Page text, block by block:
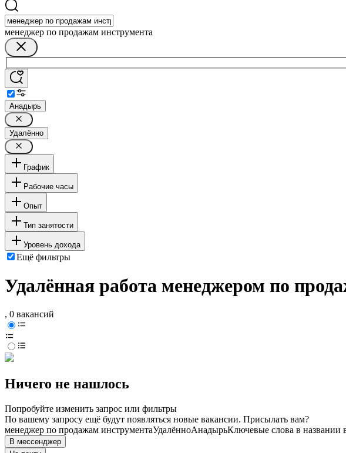
менеджер по продажам инструмента
Анадырь
Удалённо
График
Рабочие часы
Опыт
Тип занятости
Уровень дохода
Ещё фильтры
Удалённая работа менеджером по
, 0 вакансий
Ничего не нашлось
Попробуйте изменить запрос или фильтры
По вашему запросу ещё будут появляться новые вакансии. Присылать вам?
менеджер по продажам инструментаУдалённоАнадырьКлючевые слова в названии
В мессенджер